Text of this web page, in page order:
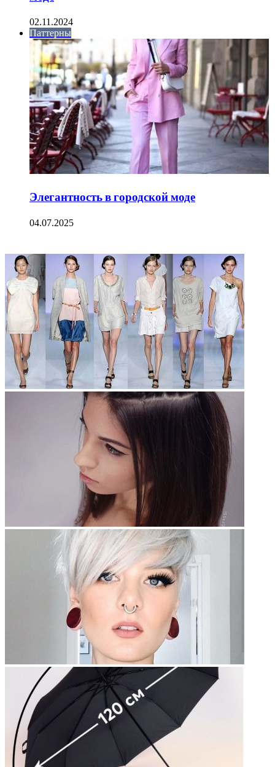
02.11.2024
Паттерны
Элегантность в городской моде
04.07.2025